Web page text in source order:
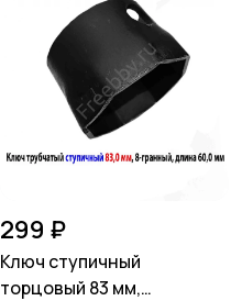
299 ₽
Ключ ступичный
торцовый 83 мм,